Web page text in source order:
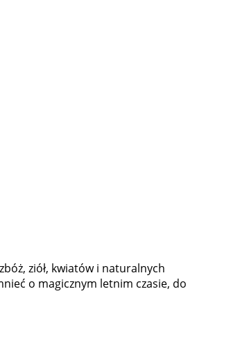
ziół, kwiatów i naturalnych
o magicznym letnim czasie, do